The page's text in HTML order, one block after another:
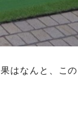
はなんと、この